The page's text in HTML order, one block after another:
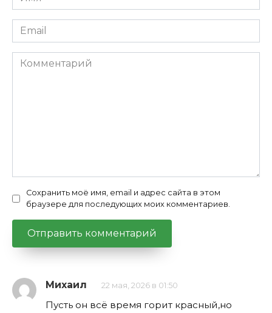
*
Email
*
Комментарий
Сохранить моё имя, email и адрес сайта в этом
браузере для последующих моих комментариев.
Михаил 22 мая, 2026 в 01:50
Пусть он всё время горит красный,но